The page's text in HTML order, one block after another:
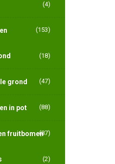
(4)
(153)
(18)
grond (47)
in pot (88)
fruitbomen(87)
(2)